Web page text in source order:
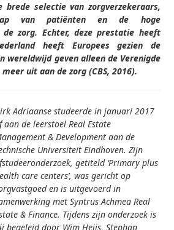
brede selectie van zorgverzekeraars,
van patiënten en de hoge
zorg. Echter, deze prestatie heeft
heeft Europees gezien de
wereldwijd geven alleen de Verenigde
uit aan de zorg (CBS, 2016).
Adriaanse studeerde in januari 2017
aan de leerstoel Real Estate
& Development aan de
Universiteit Eindhoven. Zijn
getiteld ‘Primary plus
care centers’, was gericht op
en is uitgevoerd in
met Syntrus Achmea Real
& Finance. Tijdens zijn onderzoek is
begeleid door Wim Heijs, Stephan